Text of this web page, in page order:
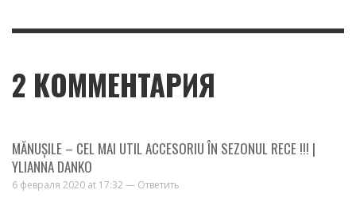
2 КОММЕНТАРИЯ
MĂNUȘILE – CEL MAI UTIL ACCESORIU ÎN SEZONUL RECE !!! |
YLIANNA DANKO
6 февраля 2020 at 17:32 — Ответить